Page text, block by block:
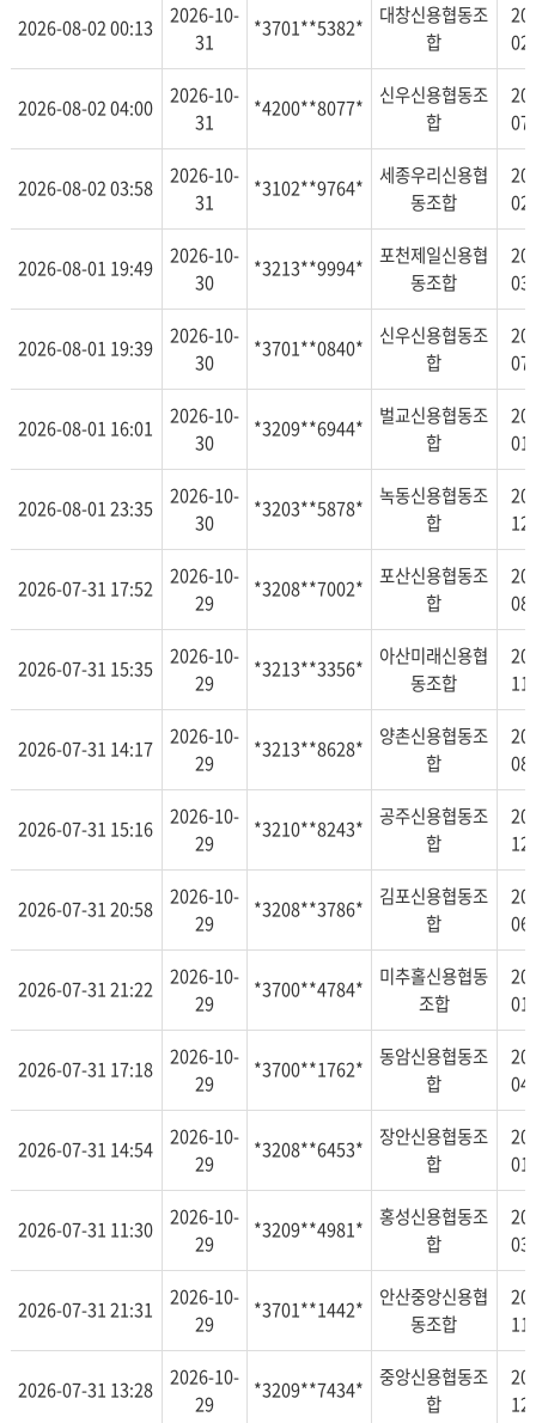
2026-08-02 00:13
2026-10-
31
*3701**5382*
대창신용협동조
합
2026-08-02 04:00
2026-10-
31
*4200**8077*
신우신용협동조
합
2026-08-02 03:58
2026-10-
31
*3102**9764*
세종우리신용협
동조합
2026-08-01 19:49
2026-10-
30
*3213**9994*
포천제일신용협
동조합
2026-08-01 19:39
2026-10-
30
*3701**0840*
신우신용협동조
합
2026-08-01 16:01
2026-10-
30
*3209**6944*
벌교신용협동조
합
2026-08-01 23:35
2026-10-
30
*3203**5878*
녹동신용협동조
합
2026-07-31 17:52
2026-10-
29
*3208**7002*
포산신용협동조
합
2026-07-31 15:35
2026-10-
29
*3213**3356*
아산미래신용협
동조합
2026-07-31 14:17
2026-10-
29
*3213**8628*
양촌신용협동조
합
2026-07-31 15:16
2026-10-
29
*3210**8243*
공주신용협동조
합
2026-07-31 20:58
2026-10-
29
*3208**3786*
김포신용협동조
합
2026-07-31 21:22
2026-10-
29
*3700**4784*
미추홀신용협동
조합
2026-07-31 17:18
2026-10-
29
*3700**1762*
동암신용협동조
합
2026-07-31 14:54
2026-10-
29
*3208**6453*
장안신용협동조
합
2026-07-31 11:30
2026-10-
29
*3209**4981*
홍성신용협동조
합
2026-07-31 21:31
2026-10-
29
*3701**1442*
안산중앙신용협
동조합
2026-07-31 13:28
2026-10-
29
*3209**7434*
중앙신용협동조
합